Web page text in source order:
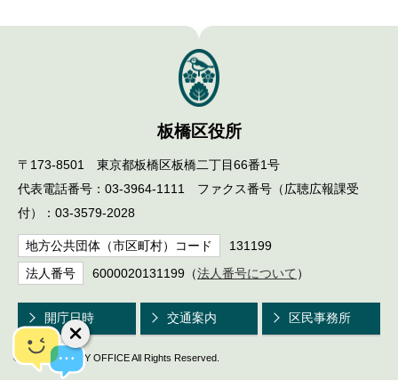
板橋区役所
〒173-8501 東京都板橋区板橋二丁目66番1号
代表電話番号：03-3964-1111 ファクス番号（広聴広報課受
付）：03-3579-2028
地方公共団体（市区町村）コード 131199
法人番号 6000020131199（法人番号について ）
開庁日時 交通案内 区民事務所
© ITABASHI CITY OFFICE All Rights Reserved.